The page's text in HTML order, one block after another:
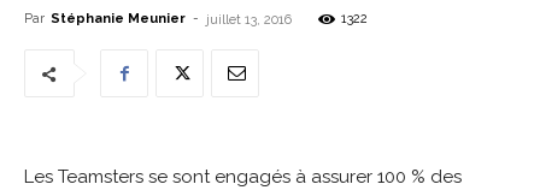
Par Stéphanie Meunier - juillet 13, 2016 1322
Les Teamsters se sont engagés à assurer 100 % des